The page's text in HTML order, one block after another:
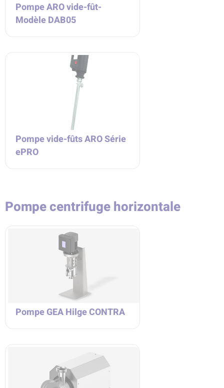
Pompe ARO vide-fût-
Modèle DAB05
Pompe vide-fûts ARO Série
ePRO
Pompe centrifuge horizontale
Pompe GEA Hilge CONTRA